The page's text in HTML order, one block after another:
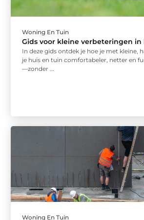
Woning En Tuin
Gids voor kleine verbeteringen
In deze gids ontdek je hoe je met kleine,
je huis en tuin comfortabeler, netter en
—zonder ...
Woning En Tuin